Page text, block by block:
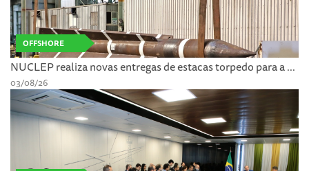
OFFSHORE
NUCLEP realiza novas entregas de estacas torpedo para a ...
03/08/26